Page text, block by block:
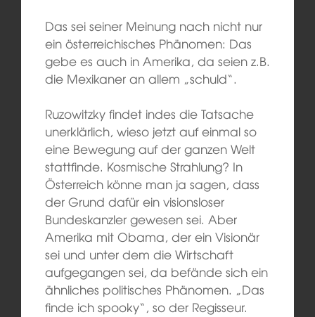
Das sei seiner Meinung nach nicht nur
ein österreichisches Phänomen: Das
gebe es auch in Amerika, da seien z.B.
die Mexikaner an allem „schuld“.
Ruzowitzky findet indes die Tatsache
unerklärlich, wieso jetzt auf einmal so
eine Bewegung auf der ganzen Welt
stattfinde. Kosmische Strahlung? In
Österreich könne man ja sagen, dass
der Grund dafür ein visionsloser
Bundeskanzler gewesen sei. Aber
Amerika mit Obama, der ein Visionär
sei und unter dem die Wirtschaft
aufgegangen sei, da befände sich ein
ähnliches politisches Phänomen. „Das
finde ich spooky“, so der Regisseur.